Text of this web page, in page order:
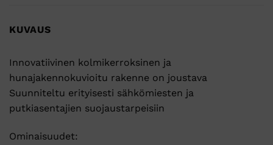
KUVAUS
Innovatiivinen kolmikerroksinen ja
hunajakennokuvioitu rakenne on joustava
Suunniteltu erityisesti sähkömiesten ja
putkiasentajien suojaustarpeisiin
Ominaisuudet: